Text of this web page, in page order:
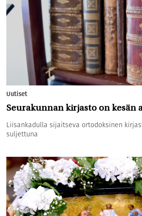
Uutiset
Seurakunnan kirjasto on kesän
Liisankadulla sijaitseva ortodoksinen
suljettuna